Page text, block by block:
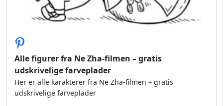
Alle figurer fra Ne Zha-filmen – gratis
udskrivelige farveplader
Her er alle karakterer fra Ne Zha-filmen – gratis
udskrivelige farveplader